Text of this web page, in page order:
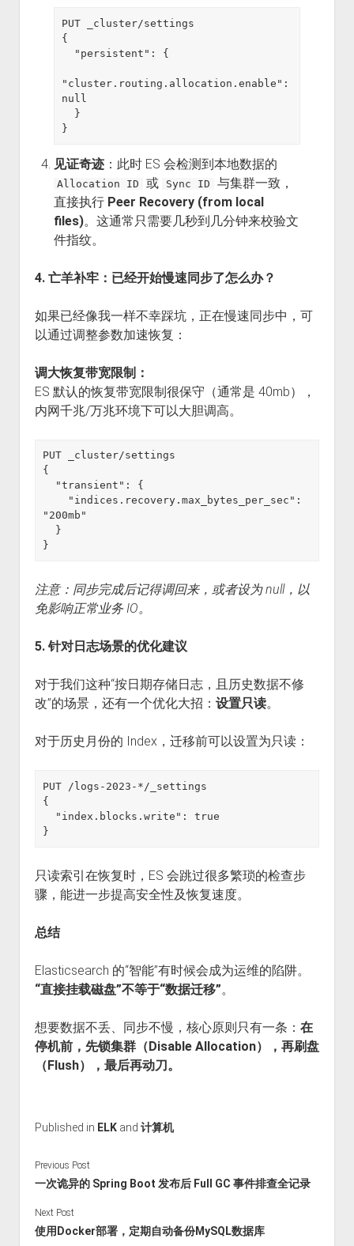
PUT _cluster/settings
{
"cluster.routing.allocation.enable":
null
见证奇迹：此时 ES 会检测到本地数据的
Allocation ID 或 Sync ID
与集群一致，
直接执行 Peer Recovery (from local
files)。这通常只需要几秒到几分钟来校验文
件指纹。
4. 亡羊补牢：已经开始慢速同步了怎么办？
如果已经像我一样不幸踩坑，正在慢速同步中，可
以通过调整参数加速恢复：
调大恢复带宽限制：
ES 默认的恢复带宽限制很保守（通常是 40mb），
内网千兆/万兆环境下可以大胆调高。
PUT _cluster/settings
{
"200mb"
注意：同步完成后记得调回来，或者设为 null，以
免影响正常业务 IO。
5. 针对日志场景的优化建议
对于我们这种“按日期存储日志，且历史数据不修
改”的场景，还有一个优化大招： 设置只读。
对于历史月份的 Index，迁移前可以设置为只读：
PUT /logs-2023-*/_settings
{
只读索引在恢复时，ES 会跳过很多繁琐的检查步
骤，能进一步提高安全性及恢复速度。
总结
Elasticsearch 的“智能”有时候会成为运维的陷阱。
“直接挂载磁盘”不等于“数据迁移”。
想要数据不丢、同步不慢，核心原则只有一条： 在
停机前，先锁集群（Disable Allocation），再刷盘
（Flush），最后再动刀。
Published in ELKand 计算机
Previous Post
一次诡异的 Spring Boot 发布后 Full GC 事件排查全记录
Next Post
使用Docker部署，定期自动备份MySQL数据库